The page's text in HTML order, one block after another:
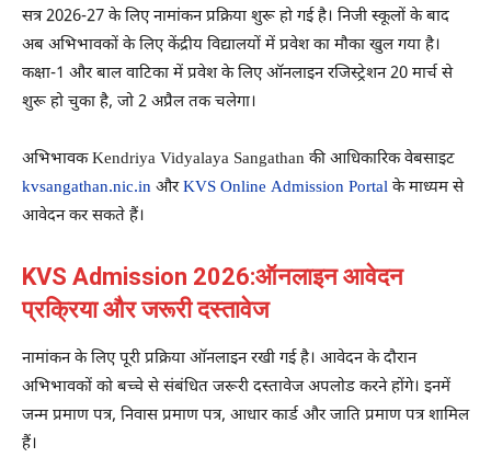
सत्र 2026-27 के लिए नामांकन प्रक्रिया शुरू हो गई है। निजी स्कूलों के बाद
अब अभिभावकों के लिए केंद्रीय विद्यालयों में प्रवेश का मौका खुल गया है।
कक्षा-1 और बाल वाटिका में प्रवेश के लिए ऑनलाइन रजिस्ट्रेशन 20 मार्च से
शुरू हो चुका है, जो 2 अप्रैल तक चलेगा।
अभिभावक Kendriya Vidyalaya Sangathan की आधिकारिक वेबसाइट
kvsangathan.nic.in औरKVS Online Admission Portal के माध्यम से
आवेदन कर सकते हैं।
KVS Admission 2026:ऑनलाइन आवेदन
प्रक्रिया और जरूरी दस्तावेज
नामांकन के लिए पूरी प्रक्रिया ऑनलाइन रखी गई है। आवेदन के दौरान
अभिभावकों को बच्चे से संबंधित जरूरी दस्तावेज अपलोड करने होंगे। इनमें
जन्म प्रमाण पत्र, निवास प्रमाण पत्र, आधार कार्ड और जाति प्रमाण पत्र शामिल
हैं।